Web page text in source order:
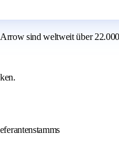
sind weltweit über